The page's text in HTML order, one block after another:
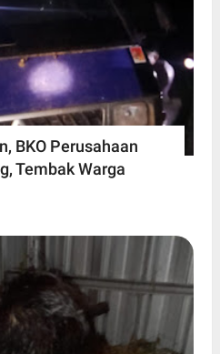
BKO Perusahaan
Tembak Warga